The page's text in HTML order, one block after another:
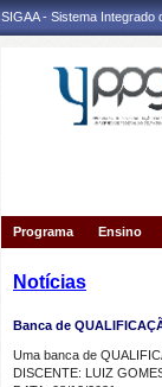
SIGAA - Sistema Integrado
Programa Ensino
Notícias
Banca de
Uma banca de
DISCENTE: LUIZ